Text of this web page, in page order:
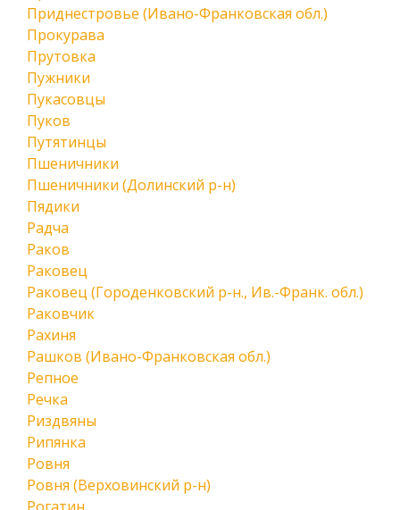
Приднестровье (Ивано-Франковская обл.)
Прокурава
Прутовка
Пужники
Пукасовцы
Пуков
Путятинцы
Пшеничники
Пшеничники (Долинский р-н)
Пядики
Радча
Раков
Раковец
Раковец (Городенковский р-н., Ив.-Франк. обл.)
Раковчик
Рахиня
Рашков (Ивано-Франковская обл.)
Репное
Речка
Риздвяны
Рипянка
Ровня
Ровня (Верховинский р-н)